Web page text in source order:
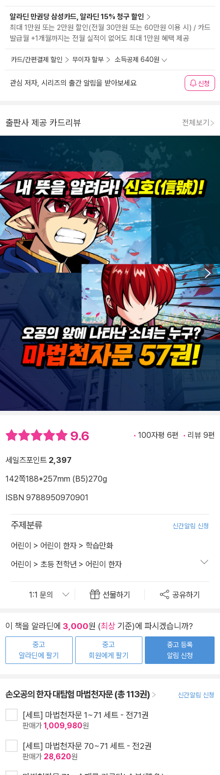
알라딘 만권당 삼성카드, 알라딘 15% 청구 할인
최대 1만원 또는 2만원 할인(전월 30만원 또는 60만원 이용 시) / 카드
발급월 +1개월까지는 전월 실적이 없어도 최대 1만원 혜택 제공
카드/간편결제 할인 무이자 할부 소득공제 640원
관심 저자, 시리즈의 출간 알림을 받아보세요 신청
출판사 제공 카드리뷰 전체보기
9.6 100자평 6편 리뷰 9편
세일즈포인트 2,397
142쪽188*257mm (B5)270g
ISBN 9788950970901
주제분류 신간알림 신청
어린이 > 어린이 한자 > 학습만화
어린이 > 초등 전학년 > 어린이 한자
선물하기 공유하기
이 책을 알라딘에 3,000원 (최상 기준)에 파시겠습니까?
중고
알라딘에 팔기
중고
회원에게 팔기
중고 등록
알림 신청
손오공의 한자 대탐험 마법천자문 (총 113권) 신간알림 신청
[세트] 마법천자문 1~71 세트 - 전71권
판매가1,009,980원
[세트] 마법천자문 70~71 세트 - 전2권
판매가 28,620원